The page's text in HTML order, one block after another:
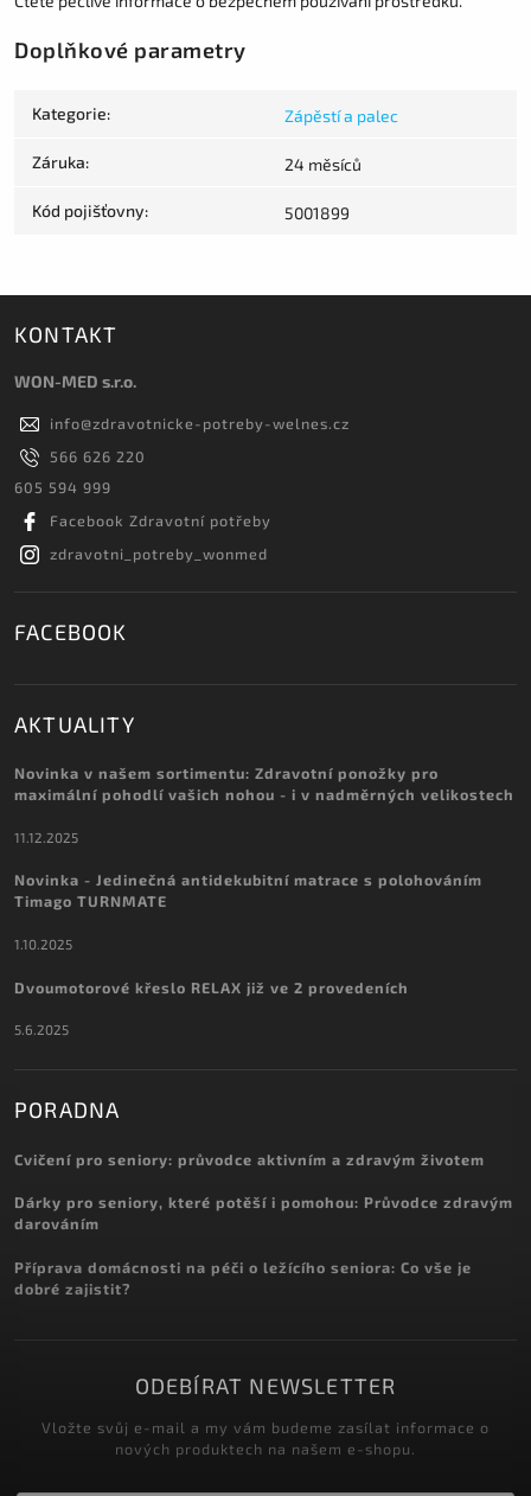
Doplňkové parametry
Kategorie: Zápěstí a palec
Záruka: 24 měsíců
Kód pojišťovny: 5001899
KONTAKT
WON-MED s.r.o.
info@zdravotnicke-potreby-welnes.cz
566 626 220
605 594 999
Facebook Zdravotní potřeby
zdravotni_potreby_wonmed
FACEBOOK
AKTUALITY
Novinka v našem sortimentu: Zdravotní ponožky pro
maximální pohodlí vašich nohou - i v nadměrných velikostech
11.12.2025
Novinka - Jedinečná antidekubitní matrace s polohováním
Timago TURNMATE
1.10.2025
Dvoumotorové křeslo RELAX již ve 2 provedeních
5.6.2025
PORADNA
Cvičení pro seniory: průvodce aktivním a zdravým životem
Dárky pro seniory, které potěší i pomohou: Průvodce zdravým
darováním
Příprava domácnosti na péči o ležícího seniora: Co vše je
dobré zajistit?
ODEBÍRAT NEWSLETTER
Vložte svůj e-mail a my vám budeme zasílat informace o
nových produktech na našem e-shopu.